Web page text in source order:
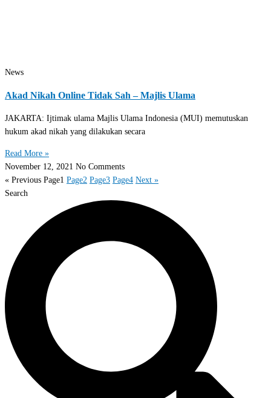
News
Akad Nikah Online Tidak Sah – Majlis Ulama
JAKARTA: Ijtimak ulama Majlis Ulama Indonesia (MUI) memutuskan
hukum akad nikah yang dilakukan secara
Read More »
November 12, 2021 No Comments
« Previous Page1 Page2 Page3 Page4 Next »
Search